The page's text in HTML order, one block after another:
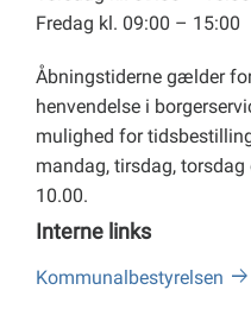
Fredag kl. 09:00 – 15:00
Åbningstiderne gælder
henvendelse i
mulighed for
mandag, tirsdag,
10.00.
Interne links
Kommunalbestyrelsen